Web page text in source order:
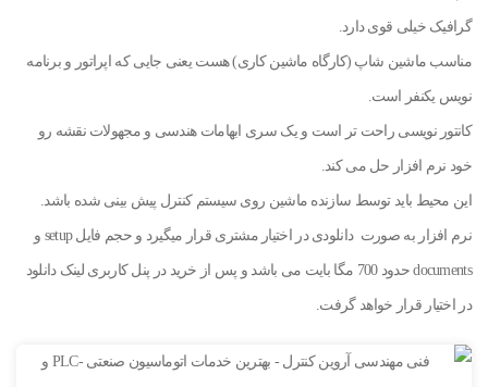
گرافیک خیلی قوی دارد.
مناسب ماشین شاپ (کارگاه ماشین کاری) هست یعنی جایی که اپراتور و برنامه
نویس یکنفر است.
کانتور نویسی راحت تر است و یک سری ابهامات هندسی و مجهولات نقشه رو
خود نرم افزار حل می کند.
این محیط باید توسط سازنده ماشین روی سیستم کنترل پیش بینی شده باشد.
نرم افزار به صورت دانلودی در اختیار مشتری قرار میگیرد و حجم فایل setup و
documents حدود 700 مگا بایت می باشد و پس از خرید در پنل کاربری لینک دانلود
در اختیار قرار خواهد گرفت.